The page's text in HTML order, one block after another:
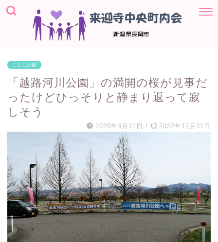
こしじの郷
「越路河川公園」の満開の桜が見事だ
ったけどひっそりと静まり返って寂
しそう
2020年4月12日 / 2022年12月31日